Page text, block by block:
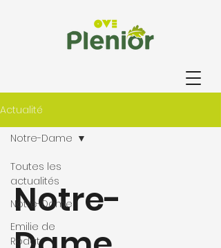
Actualité
Toutes les
actualités
Notre-Dame
Emilie de
Rodat
Notre-Dame
Notre-